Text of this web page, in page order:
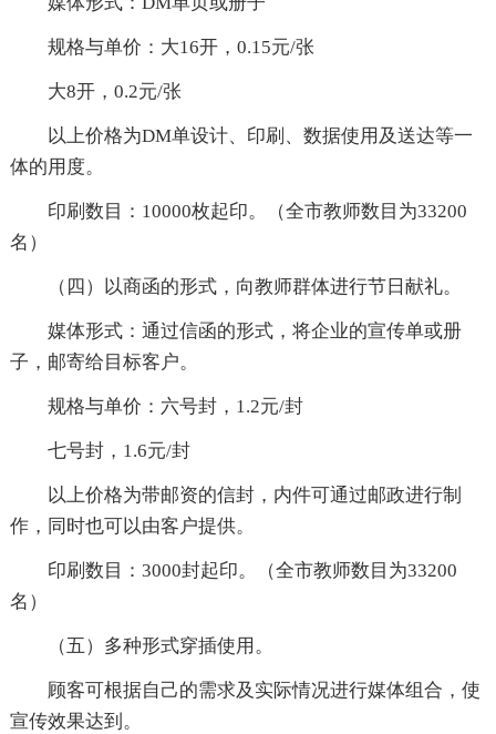
规格与单价：大16开，0.15元/张
大8开，0.2元/张
以上价格为DM单设计、印刷、数据使用及送达等一
体的用度。
印刷数目：10000枚起印。（全市教师数目为33200
名）
（四）以商函的形式，向教师群体进行节日献礼。
媒体形式：通过信函的形式，将企业的宣传单或册
子，邮寄给目标客户。
规格与单价：六号封，1.2元/封
七号封，1.6元/封
以上价格为带邮资的信封，内件可通过邮政进行制
作，同时也可以由客户提供。
印刷数目：3000封起印。（全市教师数目为33200
名）
（五）多种形式穿插使用。
顾客可根据自己的需求及实际情况进行媒体组合，使
宣传效果达到。